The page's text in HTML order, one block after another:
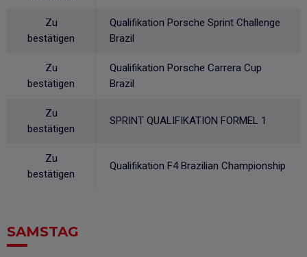
Zu
bestätigen
Qualifikation Porsche Sprint Challenge
Brazil
Zu
bestätigen
Qualifikation Porsche Carrera Cup
Brazil
Zu
bestätigen
SPRINT QUALIFIKATION FORMEL 1
Zu
bestätigen
Qualifikation F4 Brazilian Championship
SAMSTAG